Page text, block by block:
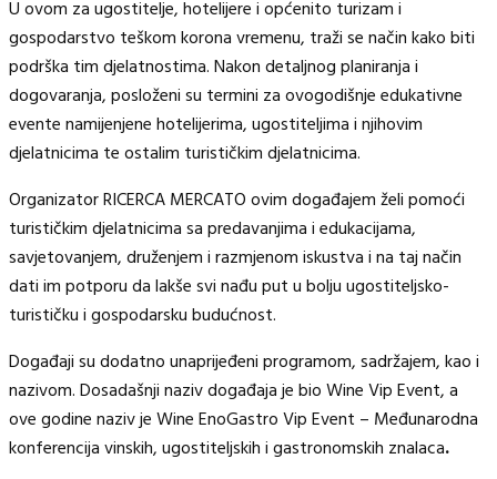
U ovom za ugostitelje, hotelijere i općenito turizam i
gospodarstvo teškom korona vremenu, traži se način kako biti
podrška tim djelatnostima. Nakon detaljnog planiranja i
dogovaranja, posloženi su termini za ovogodišnje edukativne
evente namijenjene hotelijerima, ugostiteljima i njihovim
djelatnicima te ostalim turističkim djelatnicima.
Organizator RICERCA MERCATO ovim događajem želi pomoći
turističkim djelatnicima sa predavanjima i edukacijama,
savjetovanjem, druženjem i razmjenom iskustva i na taj način
dati im potporu da lakše svi nađu put u bolju ugostiteljsko-
turističku i gospodarsku budućnost.
Događaji su dodatno unaprijeđeni programom, sadržajem, kao i
nazivom. Dosadašnji naziv događaja je bio Wine Vip Event, a
ove godine naziv je Wine EnoGastro Vip Event – Međunarodna
konferencija vinskih, ugostiteljskih i gastronomskih znalaca.